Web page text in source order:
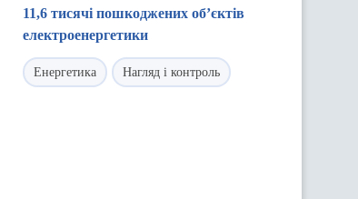
11,6 тисячі пошкоджених об’єктів
електроенергетики
Енергетика Нагляд і контроль